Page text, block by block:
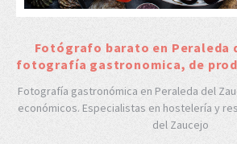
Fotógrafo barato en Peraleda
fotografía gastronomica, de
Fotografía gastronómica en Peraleda del
económicos. Especialistas en hostelería y
del Zaucejo